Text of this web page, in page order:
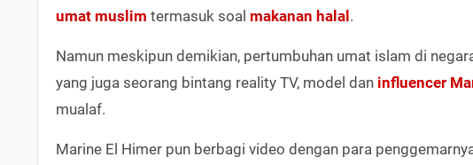
umat muslim termasuk soal makanan halal.
Namun meskipun demikian, pertumbuhan umat islam di
yang juga seorang bintang reality TV, model dan influencer
mualaf.
Marine El Himer pun berbagi video dengan para